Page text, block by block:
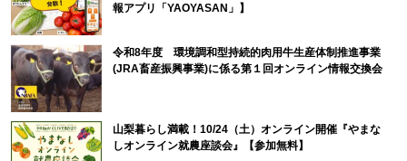
報アプリ「YAOYASAN」】
令和8年度 環境調和型持続的肉用牛生産体制推進事業
(JRA畜産振興事業)に係る第１回オンライン情報交換会
山梨暮らし満載！10/24（土）オンライン開催『やまな
しオンライン就農座談会』【参加無料】